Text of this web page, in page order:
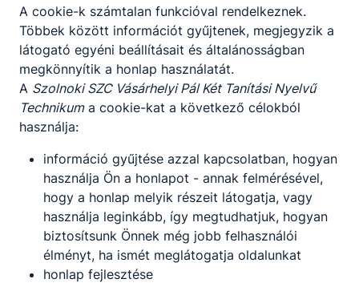
eszközöket tisztán tartja.
A GYÓGYSZERTÁRI ASSZISZTENS
SZAKKÉPZETTSÉGGEL RENDELKEZŐ
segédkezik a laboratóriumi
munkafolyamatokban;
segíti a gyógyszerész munkáját a
gyógyszerkészítés során;
önállóan kialakítja a gyógyszerformákat;
gyógyszertári ügyviteli és üzemviteli
résztevékenységeket végez;
részt vesz az áru átvételének előkészítési
folyamataiban;
gyógyszertári adminisztratív feladatokat
végez.
A cookie-k számtalan funkcióval rendelkeznek.
Többek között információt gyűjtenek, megjegyzik a
látogató egyéni beállításait és általánosságban
megkönnyítik a honlap használatát.
A Szolnoki SZC Vásárhelyi Pál Két Tanítási Nyelvű
Technikuma cookie-kat a következő célokból
használja:
információ gyűjtése azzal kapcsolatban, hogyan
használja Ön a honlapot - annak felmérésével,
hogy a honlap melyik részeit látogatja, vagy
használja leginkább, így megtudhatjuk, hogyan
biztosítsunk Önnek még jobb felhasználói
élményt, ha ismét meglátogatja oldalunkat
honlap fejlesztése